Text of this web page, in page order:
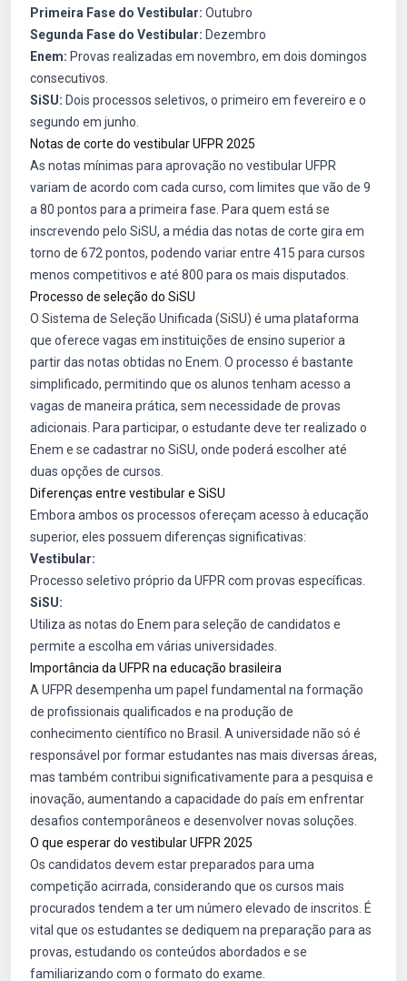
Primeira Fase do Vestibular: Outubro
Segunda Fase do Vestibular: Dezembro
Enem: Provas realizadas em novembro, em dois domingos
consecutivos.
SiSU: Dois processos seletivos, o primeiro em fevereiro e o
segundo em junho.
Notas de corte do vestibular UFPR 2025
As notas mínimas para aprovação no vestibular UFPR
variam de acordo com cada curso, com limites que vão de 9
a 80 pontos para a primeira fase. Para quem está se
inscrevendo pelo SiSU, a média das notas de corte gira em
torno de 672 pontos, podendo variar entre 415 para cursos
menos competitivos e até 800 para os mais disputados.
Processo de seleção do SiSU
O Sistema de Seleção Unificada (SiSU) é uma plataforma
que oferece vagas em instituições de ensino superior a
partir das notas obtidas no Enem. O processo é bastante
simplificado, permitindo que os alunos tenham acesso a
vagas de maneira prática, sem necessidade de provas
adicionais. Para participar, o estudante deve ter realizado o
Enem e se cadastrar no SiSU, onde poderá escolher até
duas opções de cursos.
Diferenças entre vestibular e SiSU
Embora ambos os processos ofereçam acesso à educação
superior, eles possuem diferenças significativas:
Vestibular:
Processo seletivo próprio da UFPR com provas específicas.
SiSU:
Utiliza as notas do Enem para seleção de candidatos e
permite a escolha em várias universidades.
Importância da UFPR na educação brasileira
A UFPR desempenha um papel fundamental na formação
de profissionais qualificados e na produção de
conhecimento científico no Brasil. A universidade não só é
responsável por formar estudantes nas mais diversas áreas,
mas também contribui significativamente para a pesquisa e
inovação, aumentando a capacidade do país em enfrentar
desafios contemporâneos e desenvolver novas soluções.
O que esperar do vestibular UFPR 2025
Os candidatos devem estar preparados para uma
competição acirrada, considerando que os cursos mais
procurados tendem a ter um número elevado de inscritos. É
vital que os estudantes se dediquem na preparação para as
provas, estudando os conteúdos abordados e se
familiarizando com o formato do exame.